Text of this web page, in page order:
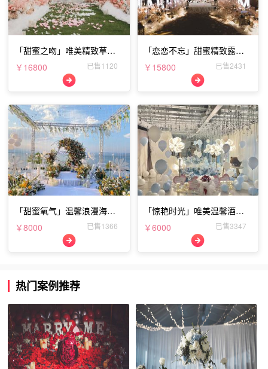
「甜蜜之吻」唯美精致草坪
表白布置
￥16800 已售1120
「恋恋不忘」甜蜜精致露台
表白布置
￥15800 已售2431
「甜蜜氧气」温馨浪漫海边
表白布置
￥8000 已售1366
「惊艳时光」唯美温馨酒店
表白布置
￥6000 已售3347
热门案例推荐